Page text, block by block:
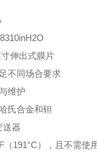
伸出式膜片
不同场合要求
维护
氏合金和钽
送器
191°C），且不需使